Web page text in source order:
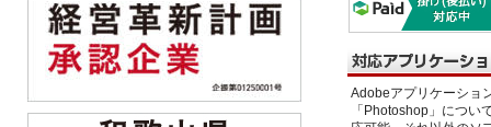
Adobeアプリケーショ
「Photoshop」につい